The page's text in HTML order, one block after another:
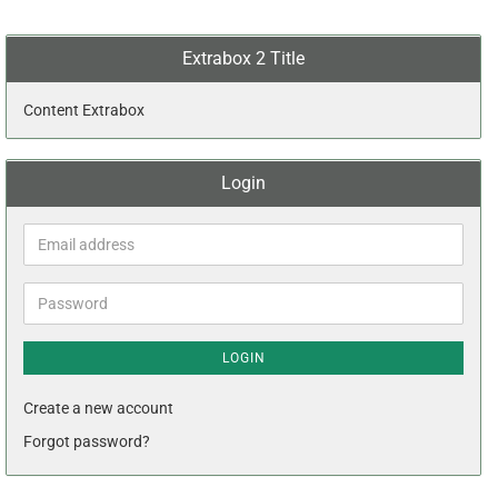
Extrabox 2 Title
Content Extrabox
Login
Email
address
Password
LOGIN
Create a new account
Forgot password?